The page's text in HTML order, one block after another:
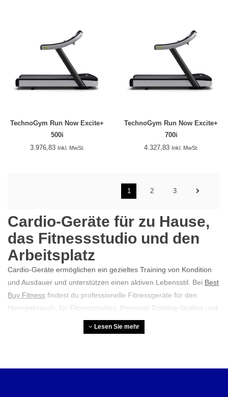
TechnoGym Run Now Excite+
500i
3.976,83 Inkl. MwSt.
TechnoGym Run Now Excite+
700i
4.327,83 Inkl. MwSt.
1 2 3
Cardio-Geräte für zu Hause,
das Fitnessstudio und den
Arbeitsplatz
Cardio-Geräte ermöglichen ein gezieltes Training von Kondition
und Ausdauer und unterstützen einen aktiven Lebensstil. Bei Best
Buy Fitness findest du professionelle Fitnessgeräte für den
Heimgebrauch, für Fitnessstudios, Personal-Training-Studios und
Unternehmen, die einen Fitnessraum einrichten möchten. Unser
Sortiment umfasst neue und generalüberholte Cardio-Geräte
Lesen Sie mehr